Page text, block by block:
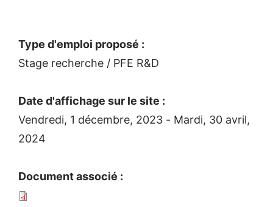
Type d'emploi proposé :
Stage recherche / PFE R&D
Date d'affichage sur le site :
Vendredi, 1 décembre, 2023 - Mardi, 30 avril,
2024
Document associé :